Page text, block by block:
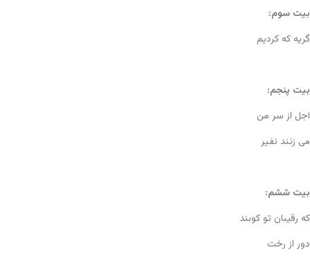
بیت سوم:
گریه که کردیم
بیت پنجم:
اجل از سر من
می زنند نفیر
بیت ششم:
که رقیبان تو کوبند
دور از رخت